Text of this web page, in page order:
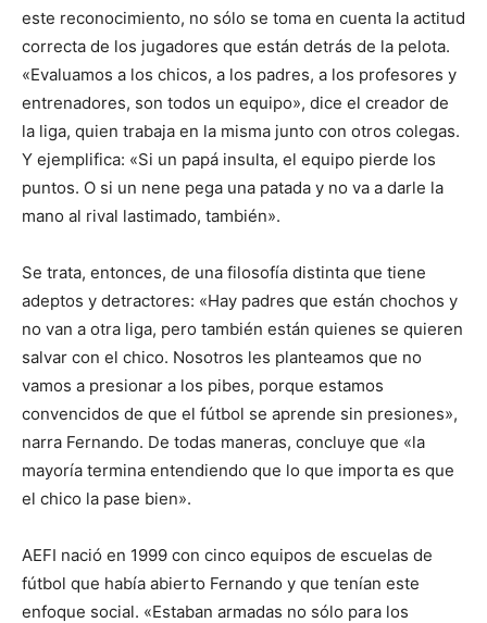
este reconocimiento, no sólo se toma en cuenta la actitud
correcta de los jugadores que están detrás de la pelota.
«Evaluamos a los chicos, a los padres, a los profesores y
entrenadores, son todos un equipo», dice el creador de
la liga, quien trabaja en la misma junto con otros colegas.
Y ejemplifica: «Si un papá insulta, el equipo pierde los
puntos. O si un nene pega una patada y no va a darle la
mano al rival lastimado, también».
Se trata, entonces, de una filosofía distinta que tiene
adeptos y detractores: «Hay padres que están chochos y
no van a otra liga, pero también están quienes se quieren
salvar con el chico. Nosotros les planteamos que no
vamos a presionar a los pibes, porque estamos
convencidos de que el fútbol se aprende sin presiones»,
narra Fernando. De todas maneras, concluye que «la
mayoría termina entendiendo que lo que importa es que
el chico la pase bien».
AEFI nació en 1999 con cinco equipos de escuelas de
fútbol que había abierto Fernando y que tenían este
enfoque social. «Estaban armadas no sólo para los